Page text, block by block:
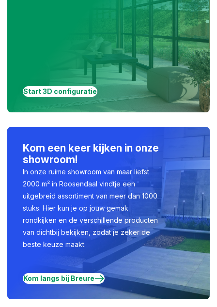
Start 3D configuratie
Kom een keer kijken in onze
showroom!
In onze ruime showroom van maar liefst
2000 m² in Roosendaal vindtje een
uitgebreid assortiment van meer dan 1000
stuks. Hier kun je op jouw gemak
rondkijken en de verschillende producten
van dichtbij bekijken, zodat je zeker de
beste keuze maakt.
Kom langs bij Breure